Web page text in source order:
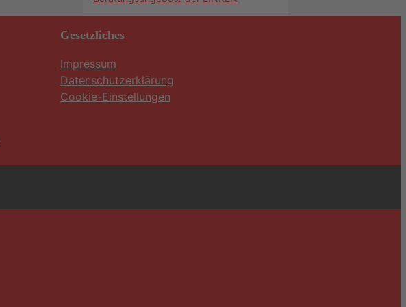
Gesetzliches
Impressum
Datenschutzerklärung
Cookie-Einstellungen